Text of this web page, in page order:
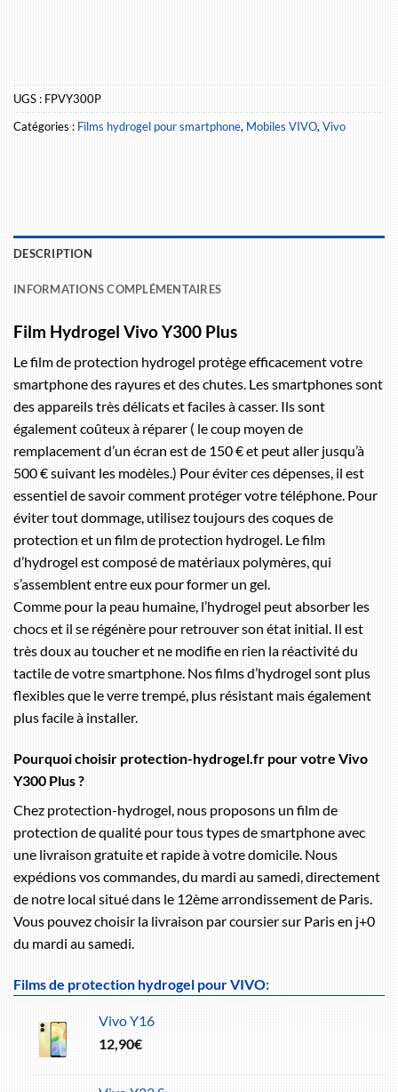
UGS :FPVY300P
Catégories :Films hydrogel pour smartphone,Mobiles VIVO,Vivo
DESCRIPTION
INFORMATIONS COMPLÉMENTAIRES
Film Hydrogel Vivo Y300 Plus
Le film de protection hydrogel protège efficacement votre
smartphone des rayures et des chutes. Les smartphones sont
des appareils très délicats et faciles à casser. Ils sont
également coûteux à réparer ( le coup moyen de
remplacement d’un écran est de 150 € et peut aller jusqu’à
500 € suivant les modèles.) Pour éviter ces dépenses, il est
essentiel de savoir comment protéger votre téléphone. Pour
éviter tout dommage, utilisez toujours des coques de
protection et un film de protection hydrogel. Le film
d’hydrogel est composé de matériaux polymères, qui
s’assemblent entre eux pour former un gel.
Comme pour la peau humaine, l’hydrogel peut absorber les
chocs et il se régénère pour retrouver son état initial. Il est
très doux au toucher et ne modifie en rien la réactivité du
tactile de votre smartphone. Nos films d’hydrogel sont plus
flexibles que le verre trempé, plus résistant mais également
plus facile à installer.
Pourquoi choisir protection-hydrogel.fr pour votre Vivo
Y300 Plus ?
Chez protection-hydrogel, nous proposons un film de
protection de qualité pour tous types de smartphone avec
une livraison gratuite et rapide à votre domicile. Nous
expédions vos commandes, du mardi au samedi, directement
de notre local situé dans le 12ème arrondissement de Paris.
Vous pouvez choisir la livraison par coursier sur Paris en j+0
du mardi au samedi.
Films de protection hydrogel pour VIVO:
Vivo Y16
12,90€